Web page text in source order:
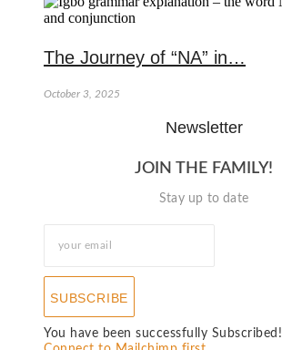
The Journey of “NA” in…
October 3, 2025
Newsletter
JOIN THE FAMILY!
Stay up to date
SUBSCRIBE
You have been successfully Subscribed!